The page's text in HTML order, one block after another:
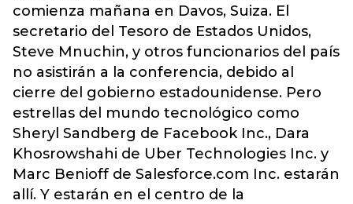
comienza mañana en Davos, Suiza. El
secretario del Tesoro de Estados Unidos,
Steve Mnuchin, y otros funcionarios del país
no asistirán a la conferencia, debido al
cierre del gobierno estadounidense. Pero
estrellas del mundo tecnológico como
Sheryl Sandberg de Facebook Inc., Dara
Khosrowshahi de Uber Technologies Inc. y
Marc Benioff de Salesforce.com Inc. estarán
allí. Y estarán en el centro de la